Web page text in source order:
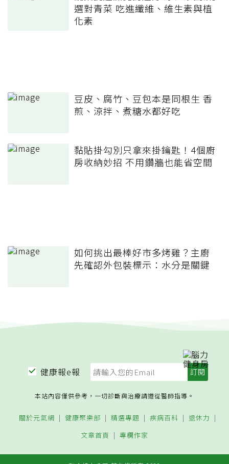
選對青菜 吃進纖維、維生素與植
化素
豆皮、腐竹、豆包本是同根生 香
煎、涼拌、煮糖水都好吃
黏貼掛勾別只拿來掛鑰匙！4個廚
房收納妙招 不用鑽牆也能省空間
如何挑出最棒好市多烤雞？主廚
先確認外包裝標示：水分是關鍵
健康報e報
本站內容僅供參考，一切診斷與治療請遵從醫師指導。
關於元氣網 健康聚樂部 精選專題 疾病百科
退休力
文章首頁
專欄作家